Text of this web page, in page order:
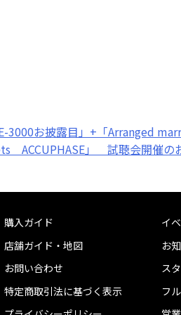
お披露目」+「Arranged
ACCUPHASE」 試聴会開催の
購入ガイド
店舗ガイド・地図
お問い合わせ
特定商取引法に基づく表示
イ
お
ス
フ